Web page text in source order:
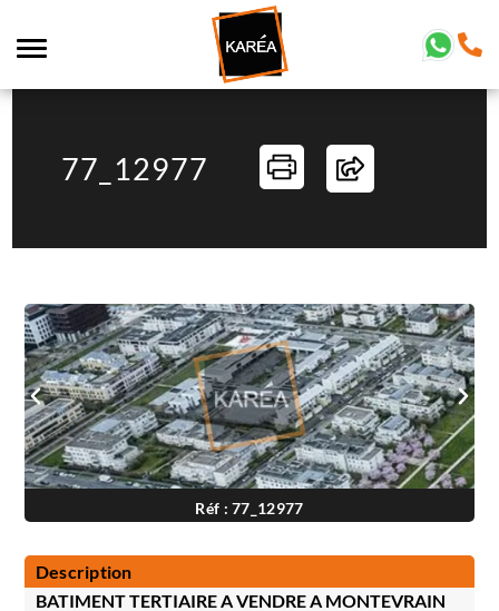
77_12977
Réf : 77_12977
Description
BATIMENT TERTIAIRE A VENDRE A MONTEVRAIN